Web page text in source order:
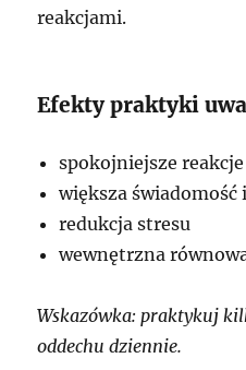
reakcjami.
Efekty praktyki
spokojniejsze reakcje
większa świadomość
redukcja stresu
wewnętrzna
Wskazówka: praktykuj
oddechu dziennie.